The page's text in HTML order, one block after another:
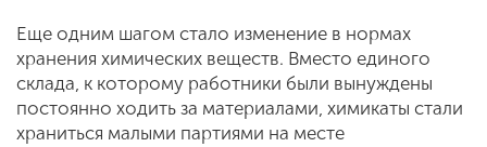
Еще одним шагом стало изменение в нормах
хранения химических веществ. Вместо единого
склада, к которому работники были вынуждены
постоянно ходить за материалами, химикаты стали
храниться малыми партиями на месте